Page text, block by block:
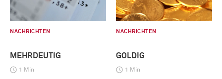
NACHRICHTEN
MEHRDEUTIG
1 Min
NACHRICHTEN
GOLDIG
1 Min